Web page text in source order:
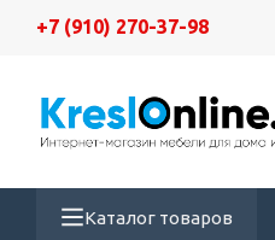
+7 (910) 270-37-98
Каталог товаров